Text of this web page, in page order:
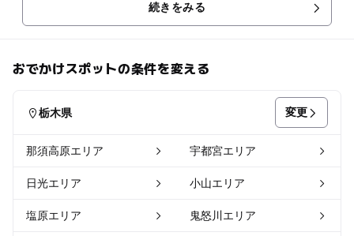
続きをみる
おでかけスポットの条件を変える
栃木県 変更
那須高原エリア 宇都宮エリア
日光エリア 小山エリア
塩原エリア 鬼怒川エリア